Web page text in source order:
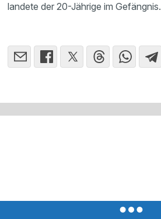
landete der 20-Jährige im Gefängnis.